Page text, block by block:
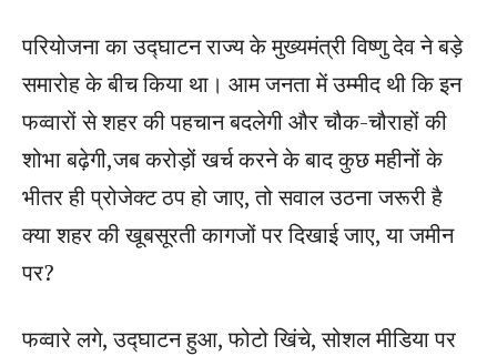
परियोजना का उद्घाटन राज्य के मुख्यमंत्री विष्णु देव ने बड़े
समारोह के बीच किया था। आम जनता में उम्मीद थी कि इन
फव्वारों से शहर की पहचान बदलेगी और चौक-चौराहों की
शोभा बढ़ेगी,जब करोड़ों खर्च करने के बाद कुछ महीनों के
भीतर ही प्रोजेक्ट ठप हो जाए, तो सवाल उठना जरूरी है
क्या शहर की खूबसूरती कागजों पर दिखाई जाए, या जमीन
पर?
फव्वारे लगे, उद्घाटन हुआ, फोटो खिंचे, सोशल मीडिया पर